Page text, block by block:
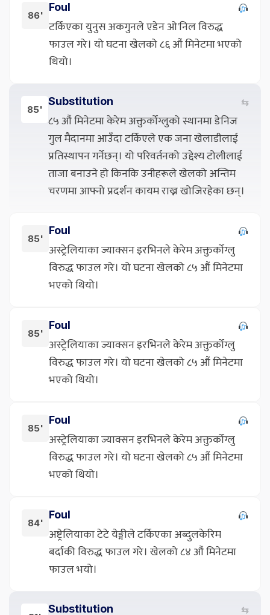
86'
Foul
टर्किएका युनुस अकगुनले एडेन ओ'निल विरुद्ध
फाउल गरे। यो घटना खेलको ८६ औं मिनेटमा भएको
थियो।
85'
Substitution ⇆
८५ औं मिनेटमा केरेम अक्तुर्कोग्लुको स्थानमा डेनिज
गुल मैदानमा आउँदा टर्किएले एक जना खेलाडीलाई
प्रतिस्थापन गर्नेछन्। यो परिवर्तनको उद्देश्य टोलीलाई
ताजा बनाउने हो किनकि उनीहरूले खेलको अन्तिम
चरणमा आफ्नो प्रदर्शन कायम राख्न खोजिरहेका छन्।
85'
Foul
अस्ट्रेलियाका ज्याक्सन इरभिनले केरेम अक्तुर्कोग्लु
विरुद्ध फाउल गरे। यो घटना खेलको ८५ औं मिनेटमा
भएको थियो।
85'
Foul
अस्ट्रेलियाका ज्याक्सन इरभिनले केरेम अक्तुर्कोग्लु
विरुद्ध फाउल गरे। यो घटना खेलको ८५ औं मिनेटमा
भएको थियो।
85'
Foul
अस्ट्रेलियाका ज्याक्सन इरभिनले केरेम अक्तुर्कोग्लु
विरुद्ध फाउल गरे। यो घटना खेलको ८५ औं मिनेटमा
भएको थियो।
84'
Foul
अष्ट्रेलियाका टेटे येङ्गीले टर्किएका अब्दुलकेरिम
बर्दाकी विरुद्ध फाउल गरे। खेलको ८४ औं मिनेटमा
फाउल भयो।
Substitution ⇆